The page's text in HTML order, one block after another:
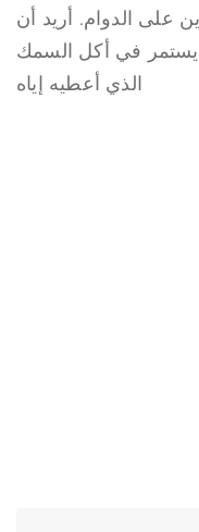
على الدوام. أريد أن
في أكل السمك
الذي أعطيه إياه